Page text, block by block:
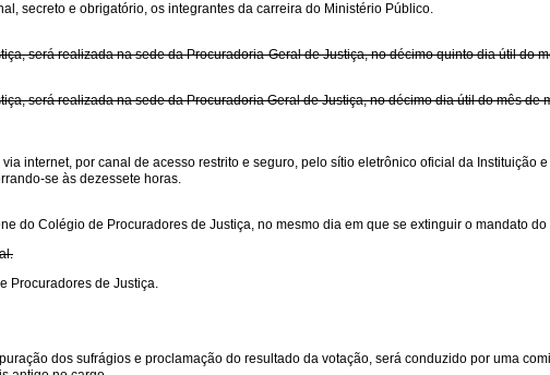
secreto e obrigatório, os integrantes da carreira do Ministério Público.
será realizada na sede da Procuradoria-Geral de Justiça, no décimo quinto dia útil do
será realizada na sede da Procuradoria Geral de Justiça, no décimo dia útil do mês de
internet, por canal de acesso restrito e seguro, pelo sítio eletrônico oficial da Instituição
se às dezessete horas.
do Colégio de Procuradores de Justiça, no mesmo dia em que se extinguir o mandato do
Procuradores de Justiça.
dos sufrágios e proclamação do resultado da votação, será conduzido por uma